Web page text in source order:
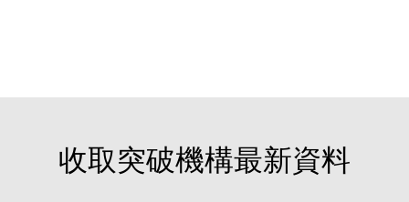
收取突破機構最新資料